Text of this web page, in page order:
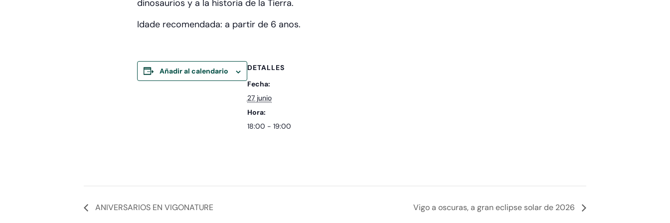
dinosaurios y a la historia de la Tierra.
Idade recomendada: a partir de 6 anos.
Añadir al calendario
DETALLES
Fecha:
27 junio
Hora:
18:00 - 19:00
ANIVERSARIOS EN VIGONATURE Vigo a oscuras, a gran eclipse solar de 2026